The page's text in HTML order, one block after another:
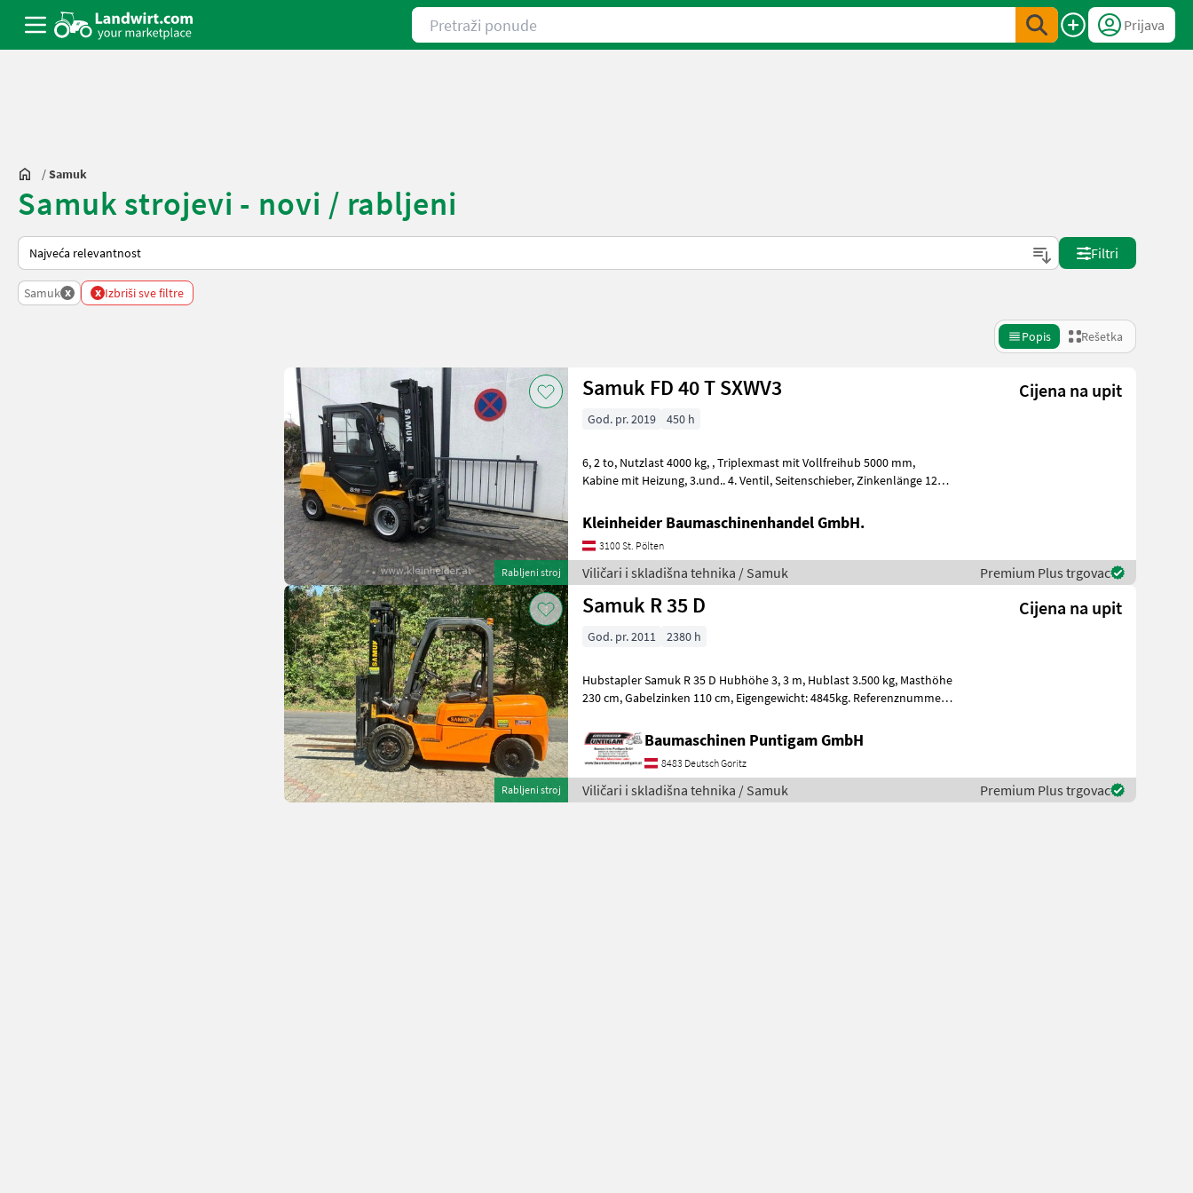
Pretraži ponude
Prijava
/Samuk
Samuk strojevi - novi / rabljeni
Tako se sortira na Landwirt.com
Filtri
Samuk x x Izbriši sve filtre
Popis Rešetka
Rabljeni stroj
Samuk FD 40 T SXWV3 Cijena na upit
God. pr. 2019 450 h
6, 2 to, Nutzlast 4000 kg, , Triplexmast mit Vollfreihub 5000 mm,
Kabine mit Heizung, 3.und.. 4. Ventil, Seitenschieber, Zinkenlänge 1200
Kleinheider Baumaschinenhandel GmbH.
3100 St. Pölten
Viličari i skladišna tehnika / Samuk Premium Plus trgovac
Rabljeni stroj
Samuk R 35 D Cijena na upit
God. pr. 2011 2380 h
Hubstapler Samuk R 35 D Hubhöhe 3, 3 m, Hublast 3.500 kg, Masthöhe
230 cm, Gabelzinken 110 cm, Eigengewicht: 4845kg. Referenznummer:
Baumaschinen Puntigam GmbH
8483 Deutsch Goritz
Viličari i skladišna tehnika / Samuk Premium Plus trgovac